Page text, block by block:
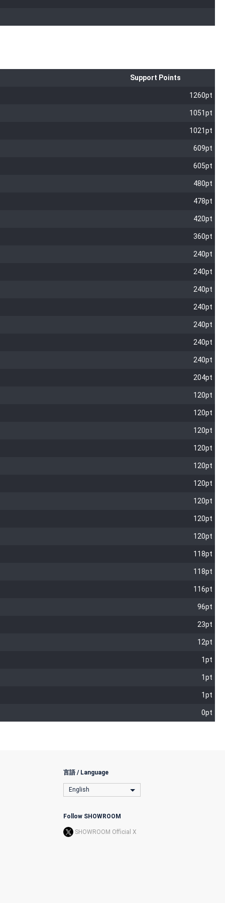
Support Points
1260pt
1051pt
1021pt
609pt
605pt
480pt
478pt
420pt
360pt
240pt
240pt
240pt
240pt
240pt
240pt
240pt
204pt
120pt
120pt
120pt
120pt
120pt
120pt
120pt
120pt
120pt
118pt
118pt
116pt
96pt
23pt
12pt
1pt
1pt
1pt
0pt
言語 / Language
English
Follow SHOWROOM
SHOWROOM Official X